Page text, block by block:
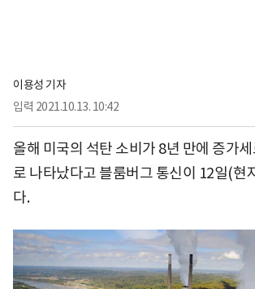
이용성 기자
입력 2021.10.13. 10:42
올해 미국의 석탄 소비가 8년 만에 증가
로 나타났다고 블룸버그 통신이 12일(현
다.